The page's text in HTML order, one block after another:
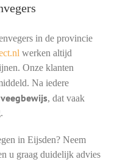
in de provincie
werken altijd
Onze klanten
Na iedere
, dat vaak
in Eijsden? Neem
u graag duidelijk advies